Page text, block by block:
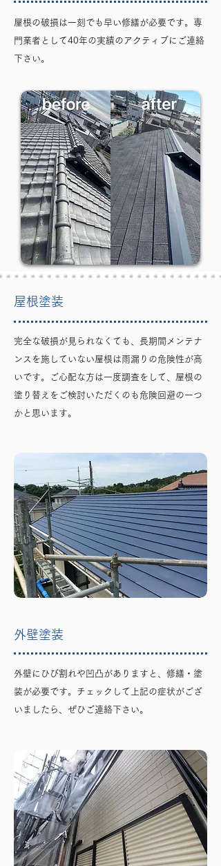
屋根の破損は一刻でも早い修繕が必要です。専
門業者として40年の実績のアクティブにご連絡
下さい。
屋根塗装
完全な破損が見られなくても、長期間メンテナ
ンスを施していない屋根は雨漏りの危険性が高
いです。ご心配な方は一度調査をして、屋根の
塗り替えをご検討いただくのも危険回避の一つ
かと思います。
外壁塗装
外壁にひび割れや凹凸がありますと、修繕・塗
装が必要です。チェックして上記の症状がござ
いましたら、ぜひご連絡下さい。